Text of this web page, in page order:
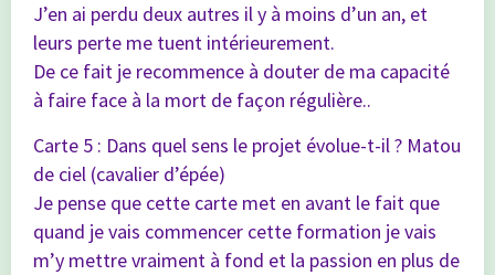
J’en ai perdu deux autres il y à moins d’un an, et
leurs perte me tuent intérieurement.
De ce fait je recommence à douter de ma capacité
à faire face à la mort de façon régulière..
Carte 5 : Dans quel sens le projet évolue-t-il ? Matou
de ciel (cavalier d’épée)
Je pense que cette carte met en avant le fait que
quand je vais commencer cette formation je vais
m’y mettre vraiment à fond et la passion en plus de